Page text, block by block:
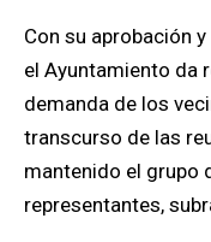
Con su aprobación
el Ayuntamiento da
demanda de los
transcurso de las
mantenido el grupo
representantes,